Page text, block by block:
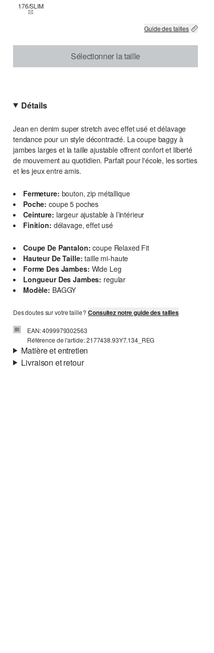
176/SLIMTHIS SIZE IS CURRENTLY OUT OF STOCK
Guide des tailles
Sélectionner la taille
Détails
Jean en denim super stretch avec effet usé et délavage
tendance pour un style décontracté. La coupe baggy à
jambes larges et la taille ajustable offrent confort et liberté
de mouvement au quotidien. Parfait pour l'école, les sorties
et les jeux entre amis.
Fermeture: bouton, zip métallique
Poche: coupe 5 poches
Ceinture: largeur ajustable à l’intérieur
Finition: délavage, effet usé
Coupe De Pantalon: coupe Relaxed Fit
Hauteur De Taille: taille mi-haute
Forme Des Jambes: Wide Leg
Longueur Des Jambes: regular
Modèle: BAGGY
Des doutes sur votre taille ?Consultez notre guide des tailles
EAN: 4099979302563
Référence de l'article: 2177438.93Y7.134_REG
Matière et entretien
Livraison et retour